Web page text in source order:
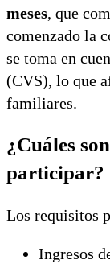
meses, que
comenzado la
se toma en
(CVS), lo que
familiares.
¿Cuáles
participar?
Los requisitos
Ingresos